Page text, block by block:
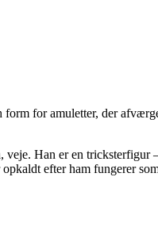
for amuletter, der
Han er en tricksterfigur
efter ham fungerer